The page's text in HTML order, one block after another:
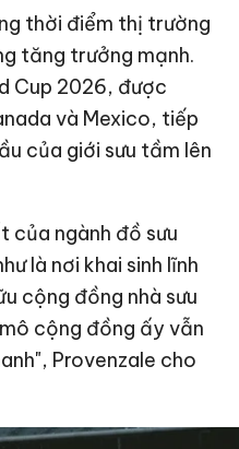
thời điểm thị trường
tăng trưởng mạnh.
Cup 2026, được
và Mexico, tiếp
của giới sưu tầm lên
của ngành đồ sưu
là nơi khai sinh lĩnh
cộng đồng nhà sưu
cộng đồng ấy vẫn
Provenzale cho